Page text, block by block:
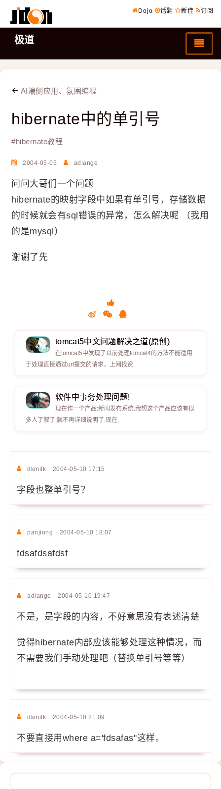
Dojo 话题 新佳 订阅
极道
AI端侧应用、氛围编程
hibernate中的单引号
#hibernate教程
2004-05-05 adiange
问问大哥们一个问题
hibernate的映射字段中如果有单引号，存储数据
的时候就会有sql错误的异常，怎么解决呢 （我用
的是mysql）
谢谢了先
tomcat5中文问题解决之道(原创)
在tomcat5中发现了以前处理tomcat4的方法不能适用
于处理直接通过url提交的请求，上网找资.
软件中事务处理问题!
现在作一个产品:新闻发布系统.我想这个产品应该有很
多人了解了,就不再详细说明了.现在.
dkmilk 2004-05-10 17:15
字段也整单引号？
panjiong 2004-05-10 18:07
fdsafdsafdsf
adiange 2004-05-10 19:47
不是，是字段的内容，不好意思没有表述清楚
觉得hibernate内部应该能够处理这种情况，而
不需要我们手动处理吧（替换单引号等等）
dkmilk 2004-05-10 21:09
不要直接用where a='fdsafas''这样。